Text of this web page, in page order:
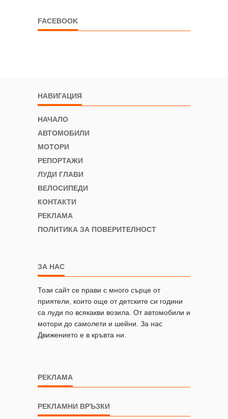
FACEBOOK
НАВИГАЦИЯ
НАЧАЛО
АВТОМОБИЛИ
МОТОРИ
РЕПОРТАЖИ
ЛУДИ ГЛАВИ
ВЕЛОСИПЕДИ
КОНТАКТИ
РЕКЛАМА
ПОЛИТИКА ЗА ПОВЕРИТЕЛНОСТ
ЗА НАС
Този сайт се прави с много сърце от
приятели, които още от детските си години
са луди по всякакви возила. От автомобили и
мотори до самолети и шейни. За нас
Движението е в кръвта ни.
РЕКЛАМА
РЕКЛАМНИ ВРЪЗКИ